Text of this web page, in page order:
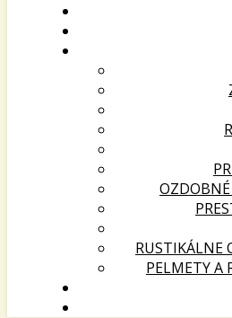
OZDOBNÉ
RUSTIKÁLNE
PELMETY A